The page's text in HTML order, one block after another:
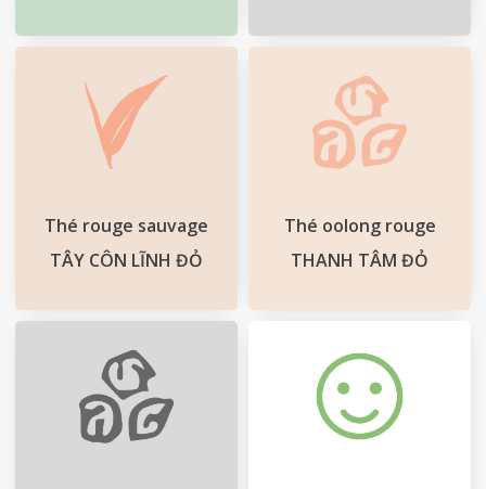
Thé rouge sauvage
TÂY CÔN LĨNH ĐỎ
Thé oolong rouge
THANH TÂM ĐỎ